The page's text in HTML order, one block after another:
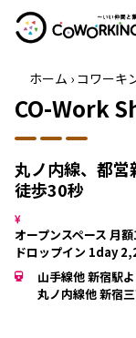
ホーム › コワーキ
CO-Work
丸ノ内線、都
徒歩30秒
オープンスペース 月
ドロップイン 1day
山手線他 新宿駅
丸ノ内線他 新宿